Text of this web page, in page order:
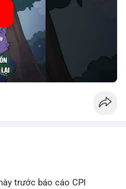
trước báo cáo CPI